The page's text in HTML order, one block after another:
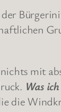
der
mit
Was
die